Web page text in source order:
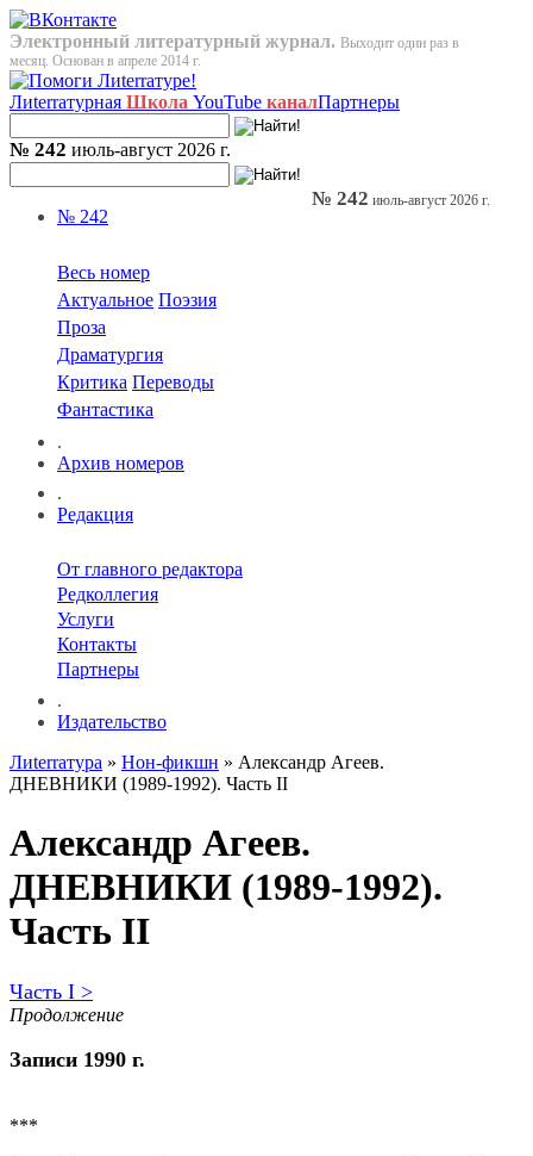
Электронный литературный журнал. Выходит один раз в
месяц. Основан в апреле 2014 г.
Лиterraтурная Школа YouTube каналПартнеры
№ 242 июль-август 2026 г.
№ 242
Весь номер
Актуальное Поэзия
Проза
Драматургия
Критика Переводы
Фантастика
.
Архив номеров
.
Редакция
От главного редактора
Редколлегия
Услуги
Контакты
Партнеры
.
Издательство
№ 242 июль-август 2026 г.
Лиterraтура » Нон-фикшн » Александр Агеев.
ДНЕВНИКИ (1989-1992). Часть II
Александр Агеев.
ДНЕВНИКИ (1989-1992).
Часть II
Часть I >
Продолжение
Записи 1990 г.
***